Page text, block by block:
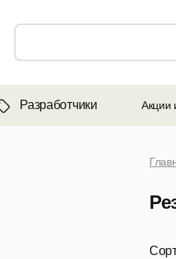
Разработчики Акции